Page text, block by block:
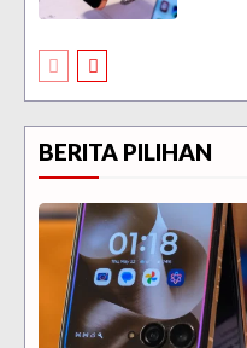
BERITA PILIHAN